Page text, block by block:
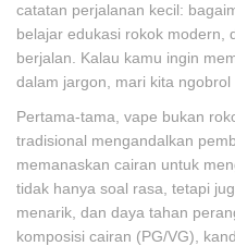
catatan perjalanan kecil:
belajar edukasi rokok modern,
berjalan. Kalau kamu ingin
dalam jargon, mari kita ngobrol
Pertama-tama, vape bukan
tradisional mengandalkan
memanaskan cairan untuk
tidak hanya soal rasa, tetapi
menarik, dan daya tahan
komposisi cairan (PG/VG),